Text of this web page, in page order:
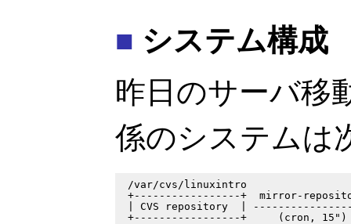
■ システム構成
昨日のサーバ移
係のシステムは
/var/cvs/linuxintro
+-----------------+  mirror-
| CVS repository  |
+-----------------+     (cron,